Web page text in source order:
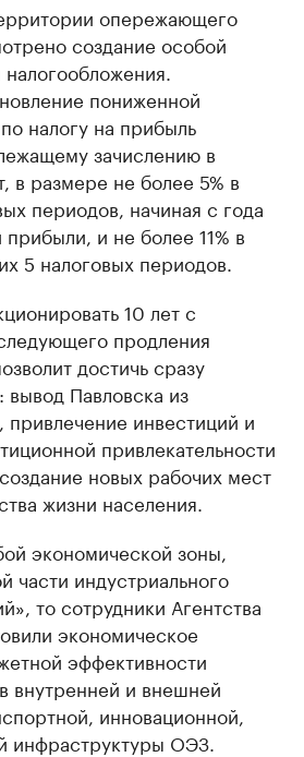
опережающего
создание особой
пониженной
налогу на прибыль
зачислению в
в размере не более 5% в
периодов, начиная с года
и не более 11% в
5 налоговых периодов.
10 лет с
продления
достичь сразу
вывод Павловска из
привлечение инвестиций и
привлекательности
новых рабочих мест
жизни населения.
экономической зоны,
части индустриального
то сотрудники Агентства
экономическое
эффективности
внутренней и внешней
инновационной,
инфраструктуры ОЭЗ.